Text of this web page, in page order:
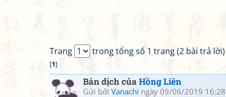
Trang trong tổng số 1 trang (2 bài trả lời)
[1]
Bản dịch củaHồng Liên
Gửi bởi Vanachi ngày 09/06/2019 16:28